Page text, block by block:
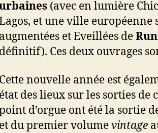
(avec en lumière
et une ville européenne
augmentées et Eveillées de
définitif). Ces deux ouvrages
Cette nouvelle année est
état des lieux sur les sorties de
d’orgue ont été la sortie
et du premier volumevintage